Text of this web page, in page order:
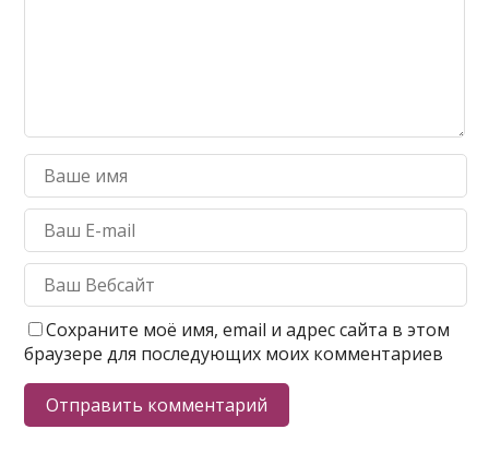
Сохраните моё имя, email и адрес сайта в этом
браузере для последующих моих комментариев